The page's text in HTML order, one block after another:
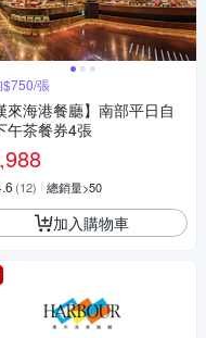
$750/張
來海港餐廳】南部平日自
午茶餐券4張
(12) 總銷量>50
加入購物車